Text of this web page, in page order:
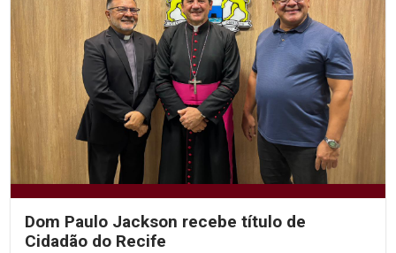
Dom Paulo Jackson recebe título de
Cidadão do Recife